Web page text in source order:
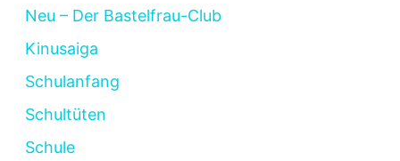
Neu – Der Bastelfrau-Club
Kinusaiga
Schulanfang
Schultüten
Schule